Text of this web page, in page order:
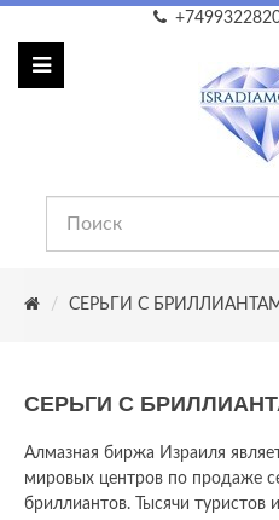
СЕРЬГИ С
СЕРЬГИ С
Алмазная биржа Израиля
мировых центров по продаже
бриллиантов. Тысячи туристов